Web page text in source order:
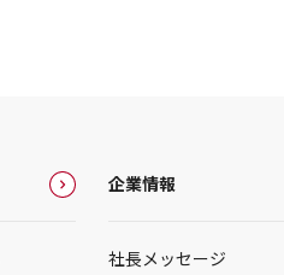
企業情報
社長メッセージ